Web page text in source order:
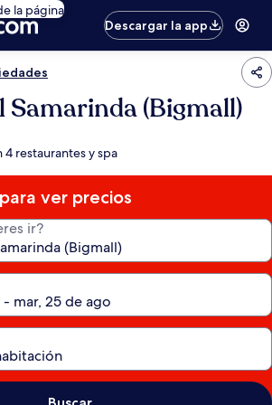
la página
Descargar la app
Samarinda (Bigmall)
4 restaurantes y spa
ver precios
ir?